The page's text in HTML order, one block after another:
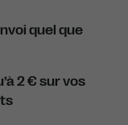
quel que
2 € sur vos